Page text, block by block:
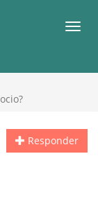
Responder